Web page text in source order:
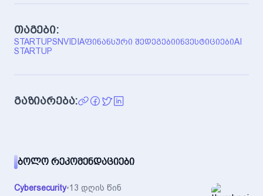
თაგები:
STARTUPSNVIDIAᲤᲘᲜᲐᲜᲡᲣᲠᲘ ᲨᲔᲓᲔᲒᲔᲑᲘᲘᲜᲕᲔᲡᲢᲘᲪᲘᲔᲑᲘAI
STARTUP
გაზიარება:
ᲑᲝᲚᲝ ᲠᲔᲙᲝᲛᲔᲜᲓᲐᲪᲘᲔᲑᲘ
Cybersecurity•13 დღის წინ